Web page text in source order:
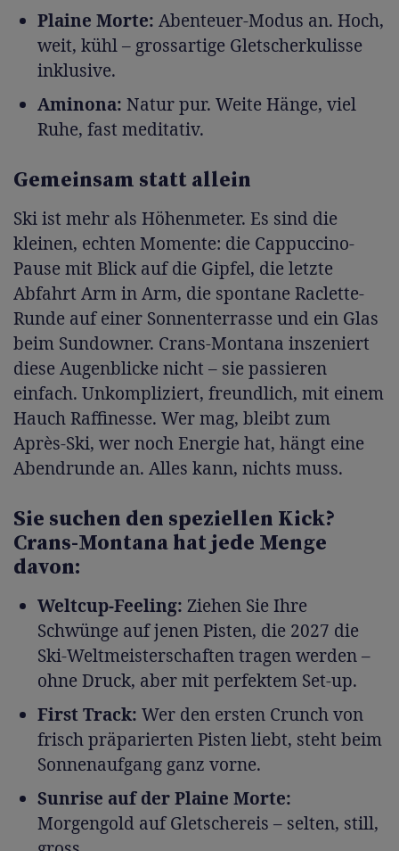
Plaine Morte: Abenteuer-Modus an. Hoch,
weit, kühl – grossartige Gletscherkulisse
inklusive.
Aminona: Natur pur. Weite Hänge, viel
Ruhe, fast meditativ.
Gemeinsam statt allein
Ski ist mehr als Höhenmeter. Es sind die
kleinen, echten Momente: die Cappuccino-
Pause mit Blick auf die Gipfel, die letzte
Abfahrt Arm in Arm, die spontane Raclette-
Runde auf einer Sonnenterrasse und ein Glas
beim Sundowner. Crans-Montana inszeniert
diese Augenblicke nicht – sie passieren
einfach. Unkompliziert, freundlich, mit einem
Hauch Raffinesse. Wer mag, bleibt zum
Après-Ski, wer noch Energie hat, hängt eine
Abendrunde an. Alles kann, nichts muss.
Sie suchen den speziellen Kick?
Crans-Montana hat jede Menge
davon:
Weltcup-Feeling: Ziehen Sie Ihre
Schwünge auf jenen Pisten, die 2027 die
Ski-Weltmeisterschaften tragen werden –
ohne Druck, aber mit perfektem Set-up.
First Track: Wer den ersten Crunch von
frisch präparierten Pisten liebt, steht beim
Sonnenaufgang ganz vorne.
Sunrise auf der Plaine Morte:
Morgengold auf Gletschereis – selten, still,